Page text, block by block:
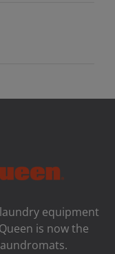
equipment
is now the